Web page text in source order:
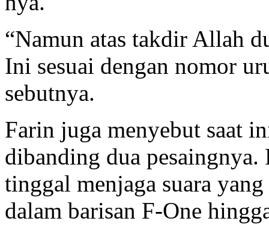
“Namun atas takdir Allah
Ini sesuai dengan nomor
sebutnya.
Farin juga menyebut saat
dibanding dua
tinggal menjaga suara yang
dalam barisan F-One